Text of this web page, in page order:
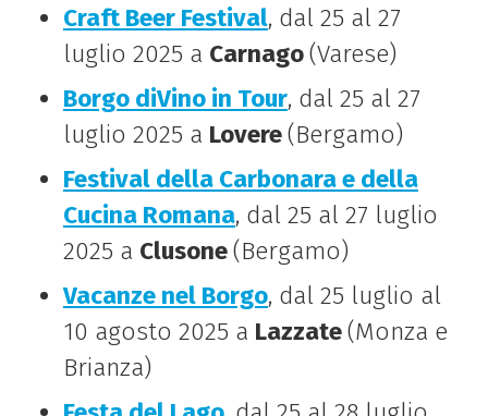
Craft Beer Festival, dal 25 al 27
luglio 2025 a Carnago(Varese)
Borgo diVino in Tour, dal 25 al 27
luglio 2025 a Lovere(Bergamo)
Festival della Carbonara e della
Cucina Romana, dal 25 al 27 luglio
2025 a Clusone(Bergamo)
Vacanze nel Borgo, dal 25 luglio al
10 agosto 2025 a Lazzate(Monza e
Brianza)